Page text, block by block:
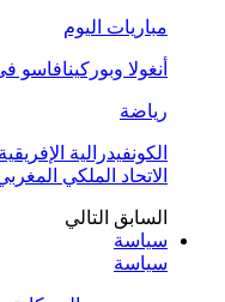
مباريات اليوم
أنغولا
رياضة
الكونفيدرالية
الاتحاد الملكي
السابق التالي
سياسة
سياسة